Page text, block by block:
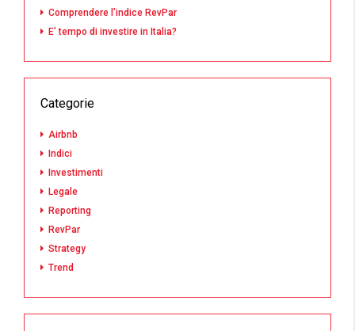
Comprendere l’indice RevPar
E’ tempo di investire in Italia?
Categorie
Airbnb
Indici
Investimenti
Legale
Reporting
RevPar
Strategy
Trend